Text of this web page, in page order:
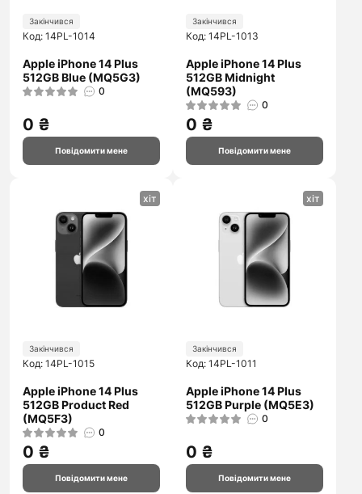
Закінчився
Код: 14PL-1014
Apple iPhone 14 Plus
512GB Blue (MQ5G3)
0
0 ₴
Повідомити мене
Закінчився
Код: 14PL-1013
Apple iPhone 14 Plus
512GB Midnight
(MQ593)
0
0 ₴
Повідомити мене
хіт
Закінчився
Код: 14PL-1015
Apple iPhone 14 Plus
512GB Product Red
(MQ5F3)
0
0 ₴
Повідомити мене
хіт
Закінчився
Код: 14PL-1011
Apple iPhone 14 Plus
512GB Purple (MQ5E3)
0
0 ₴
Повідомити мене